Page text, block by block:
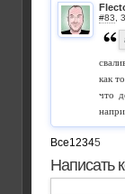
#83
как
что
Все1 2345
Написать